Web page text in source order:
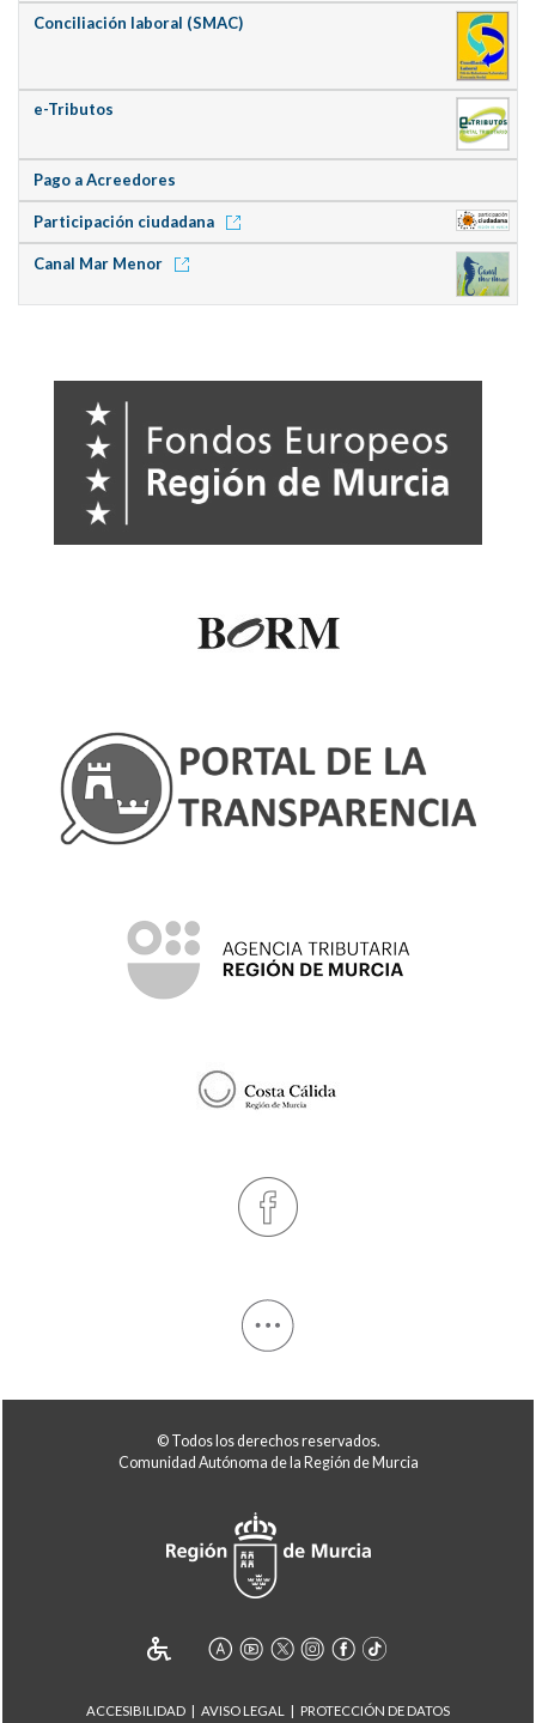
Conciliación laboral (SMAC)
e-Tributos
Pago a Acreedores
Participación ciudadana
Canal Mar Menor
© Todos los derechos reservados.
Comunidad Autónoma de la Región de Murcia
ACCESIBILIDAD AVISO LEGAL PROTECCIÓN DE DATOS